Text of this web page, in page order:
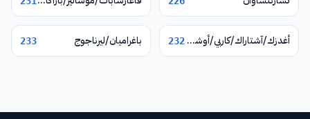
أغدزك/آشتاراك/كاربي/أوشاكان 232 باغراميان/ليرناجوج 233